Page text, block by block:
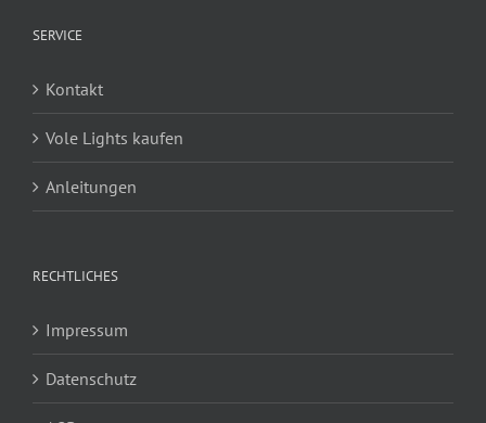
SERVICE
Kontakt
Vole Lights kaufen
Anleitungen
RECHTLICHES
Impressum
Datenschutz